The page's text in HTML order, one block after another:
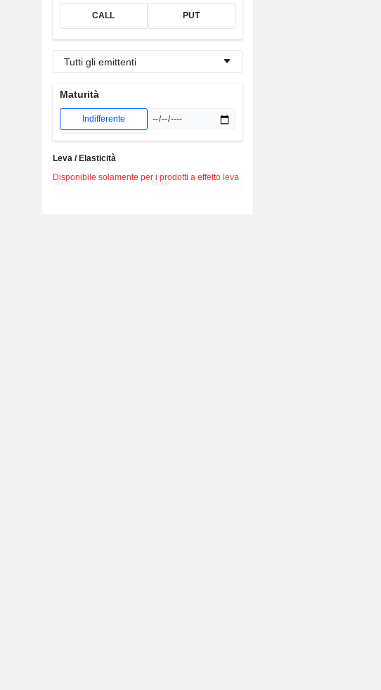
CALL PUT
Tutti gli emittenti
Maturità
Indifferente
Disponibile solamente per i prodotti a effetto leva
Leva / Elasticità